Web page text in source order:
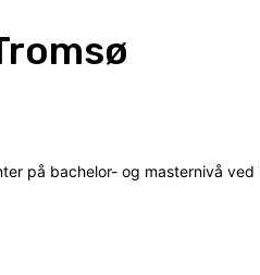
på bachelor- og masternivå